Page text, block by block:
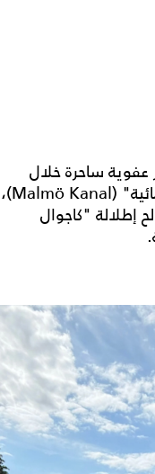
ساحرة خلال
رحلة بحرية هادئة عبر "قنوات مالمو المائية" (Malmö Kanal)،
إطلالة "كاجوال